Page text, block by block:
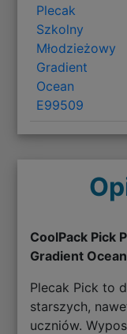
Plecak
Szkolny
Młodzieżowy
Gradient
Ocean
E99509
CoolPack Pick
Gradient
Plecak Pick to
starszych,
uczniów.